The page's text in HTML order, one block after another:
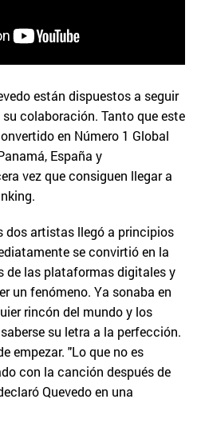
están dispuestos a seguir
colaboración. Tanto que este
en Número 1 Global
España y
vez que consiguen llegar a
dos artistas llegó a principios
se convirtió en la
de las plataformas digitales y
un fenómeno. Ya sonaba en
rincón del mundo y los
su letra a la perfección.
empezar. "Lo que no es
con la canción después de
Quevedo en una